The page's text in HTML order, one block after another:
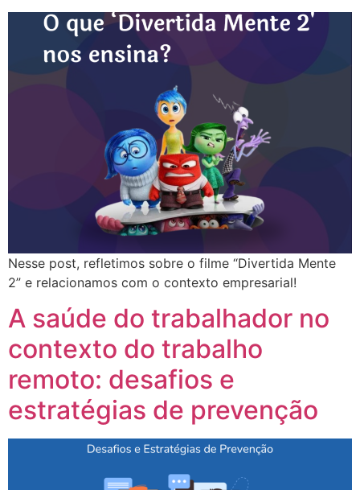
Nesse post, refletimos sobre o filme “Divertida Mente
2” e relacionamos com o contexto empresarial!
A saúde do trabalhador no
contexto do trabalho
remoto: desafios e
estratégias de prevenção